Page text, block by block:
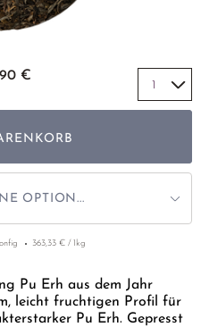
Pu Erh aus dem Jahr
leicht fruchtigen Profil für
Pu Erh. Gepresst
€
OPTION...
363,33 € / 1kg